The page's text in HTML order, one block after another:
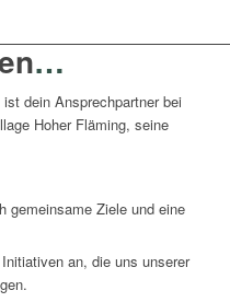
…
dein Ansprechpartner bei
Hoher Fläming, seine
gemeinsame Ziele und eine
an, die uns unserer